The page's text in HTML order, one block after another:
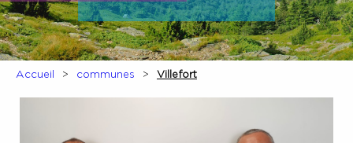
Accueil communes Villefort